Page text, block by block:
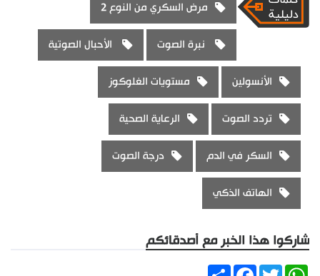
مرض السكري من النوع 2
نبرة الصوت الأحبال الصوتية
الأنسولين مستويات الغلوكوز
تردد الصوت الرعاية الصحية
السكر في الدم درجة الصوت
الهاتف الذكي
شاركوا هذا الخبر مع أصدقائكم
ShareFacebookTwitter
WhatsApp